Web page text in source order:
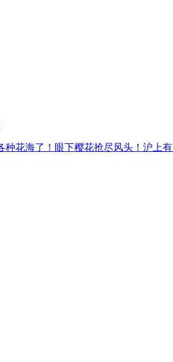
种花海了！眼下樱花抢尽风头！沪上有